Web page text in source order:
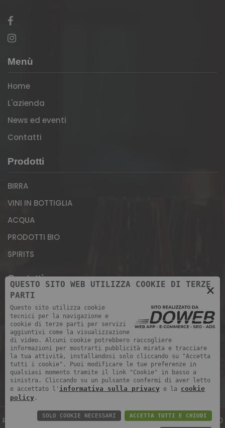
Menù
Home
L'azienda
News ed eventi
Contatti
Prodotti
BIRRA
VINI IN BOTTIGLIA
ACQUA
PRODOTTI BIO
SPIRITS
Contatti
Magazzino: Via Giuseppe Morandini, 11 - 37069,
Loc. Rizza di Villafranca (Verona)
+39 393 902 7105
+39 045 852 0905 ORARIO UFFICI: 8.00 - 12.00 /
14.00 - 18.00 lunedì - venerdì
info@rigobevande.it
Rigo Srl | P.IVA: 02997210238 | REA: 301434 | Cap. Soc.: 100.000,00
×
QUESTO SITO WEB UTILIZZA COOKIE DI TERZE
PARTI
Questo sito utilizza cookie
tecnici per la navigazione e
cookie di terze parti per servizi
aggiuntivi come la visualizzazione
di video. Alcuni cookie potrebbero raccogliere
informazioni per mostrarti pubblicità mirata e tracciare
la tua attività, installandosi solo cliccando su "Accetta
tutti i cookie". Puoi modificare le tue preferenze in
qualsiasi momento tramite il link "Cookie" in basso a
sinistra. Cliccando su un pulsante confermi di aver letto
e accettato l' informativa sulla privacy e la cookie
policy .
ACCETTA TUTTI E CHIUDI
SOLO COOKIE NECESSARI